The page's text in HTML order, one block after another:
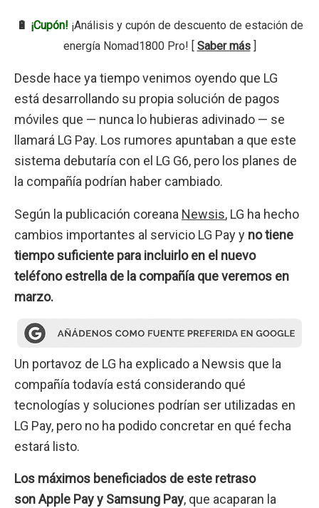
🔋 ¡Cupón! ¡Análisis y cupón de descuento de estación de
energía Nomad1800 Pro! [ Saber más]
Desde hace ya tiempo venimos oyendo que LG
está desarrollando su propia solución de pagos
móviles que — nunca lo hubieras adivinado — se
llamará LG Pay. Los rumores apuntaban a que este
sistema debutaría con el LG G6, pero los planes de
la compañía podrían haber cambiado.
Según la publicación coreana Newsis, LG ha hecho
cambios importantes al servicio LG Pay y no tiene
tiempo suficiente para incluirlo en el nuevo
teléfono estrella de la compañía que veremos en
marzo.
Un portavoz de LG ha explicado a Newsis que la
compañía todavía está considerando qué
tecnologías y soluciones podrían ser utilizadas en
LG Pay, pero no ha podido concretar en qué fecha
estará listo.
Los máximos beneficiados de este retraso
son Apple Pay y Samsung Pay, que acaparan la